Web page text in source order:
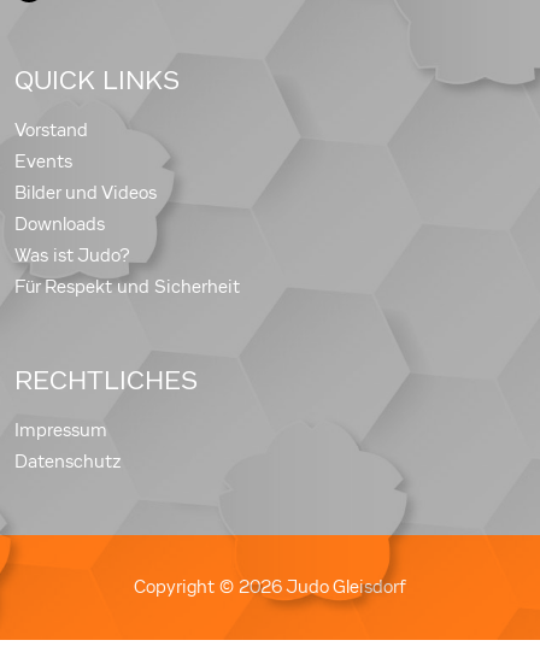
QUICK LINKS
Vorstand
Events
Bilder und Videos
Downloads
Was ist Judo?
Für Respekt und Sicherheit
RECHTLICHES
Impressum
Datenschutz
Copyright © 2026 Judo Gleisdorf